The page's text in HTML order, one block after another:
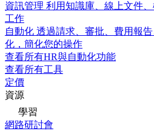
資訊管理 利用知識庫、線上文件
工作
自動化 透過請求、審批、費用報
化，簡化您的操作
查看所有HR與自動化功能
查看所有工具
定價
資源
學習
網路研討會